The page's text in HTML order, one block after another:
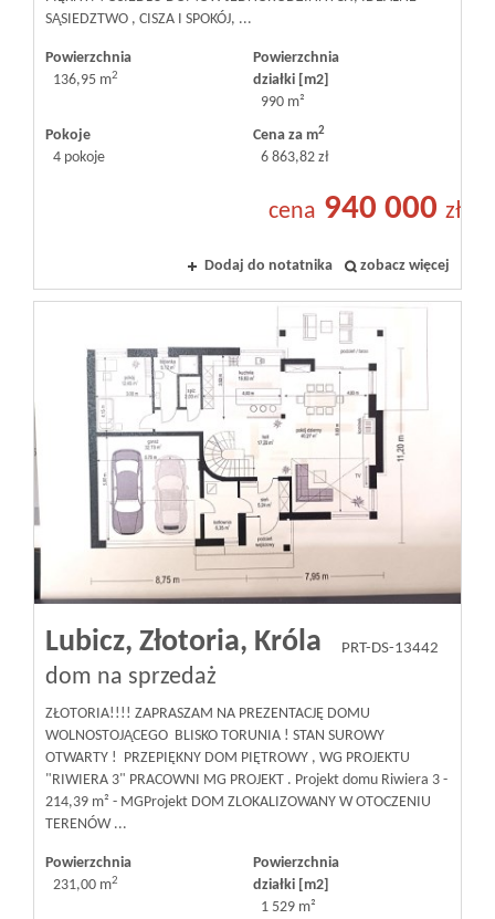
SĄSIEDZTWO , CISZA I SPOKÓJ, ...
Powierzchnia
136,95 m2
Powierzchnia
działki [m2]
990 m²
Pokoje
4 pokoje
Cena za m2
6 863,82 zł
cena 940 000 zł
Dodaj do notatnika zobacz więcej
Lubicz, Złotoria, Króla
dom na sprzedaż
PRT-DS-13442
ZŁOTORIA!!!! ZAPRASZAM NA PREZENTACJĘ DOMU
WOLNOSTOJĄCEGO BLISKO TORUNIA ! STAN SUROWY
OTWARTY ! PRZEPIĘKNY DOM PIĘTROWY , WG PROJEKTU
"RIWIERA 3" PRACOWNI MG PROJEKT . Projekt domu Riwiera 3 -
214,39 m² - MGProjekt DOM ZLOKALIZOWANY W OTOCZENIU
TERENÓW ...
Powierzchnia
231,00 m2
Powierzchnia
działki [m2]
1 529 m²